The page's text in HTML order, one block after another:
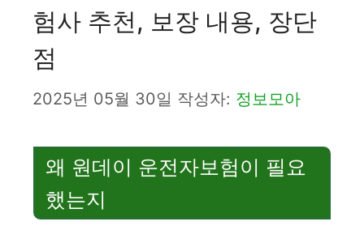
험사 추천, 보장 내용, 장단
점
2025년 05월 30일 작성자: 정보모아
왜 원데이 운전자보험이 필요
했는지